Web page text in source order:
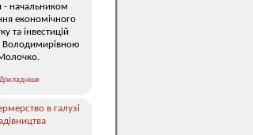
- начальником
економічного
та інвестицій
Володимирівною
Докладніше
в галузі